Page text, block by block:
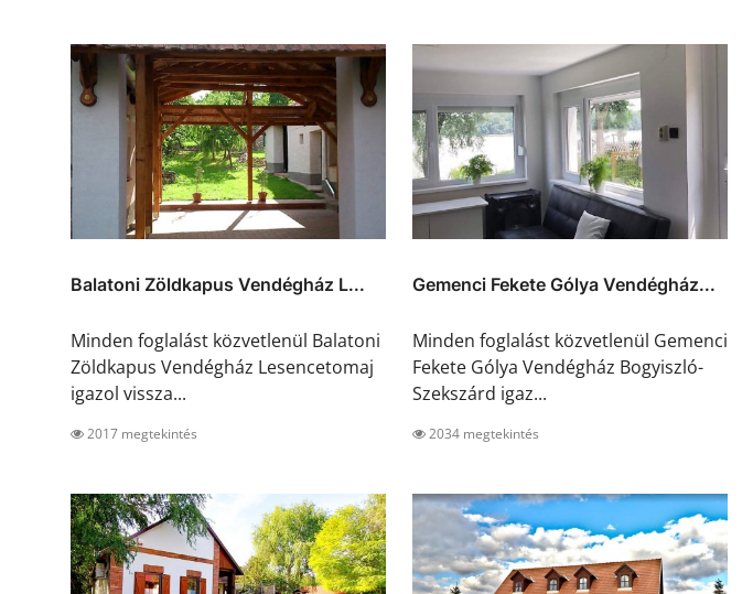
Balatoni Zöldkapus Vendégház L...
Minden foglalást közvetlenül Balatoni
Zöldkapus Vendégház Lesencetomaj
igazol vissza...
2017 megtekintés
Gemenci Fekete Gólya Vendégház...
Minden foglalást közvetlenül Gemenci
Fekete Gólya Vendégház Bogyiszló-
Szekszárd igaz...
2034 megtekintés